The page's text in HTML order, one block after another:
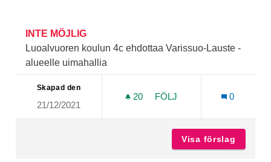
INTE MÖJLIG
Luoalvuoren koulun 4c ehdottaa Varissuo-Lauste -
alueelle uimahallia
Skapad den
21/12/2021
20 20 FÖLJARE
FÖLJ
0
Visa förslag